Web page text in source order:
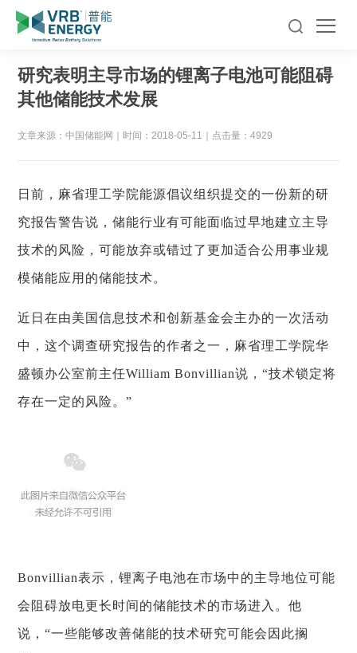
研究表明主导市场的锂离子电池可能阻碍
其他储能技术发展
文章来源：中国储能网 时间：2018-05-11 点击量：4929
日前，麻省理工学院能源倡议组织提交的一份新的研
究报告警告说，储能行业有可能面临过早地建立主导
技术的风险，可能放弃或错过了更加适合公用事业规
模储能应用的储能技术。
近日在由美国信息技术和创新基金会主办的一次活动
中，这个调查研究报告的作者之一，麻省理工学院华
盛顿办公室前主任William Bonvillian说，“技术锁定将
存在一定的风险。”
Bonvillian表示，锂离子电池在市场中的主导地位可能
会阻碍放电更长时间的储能技术的市场进入。他
说，“一些能够改善储能的技术研究可能会因此搁